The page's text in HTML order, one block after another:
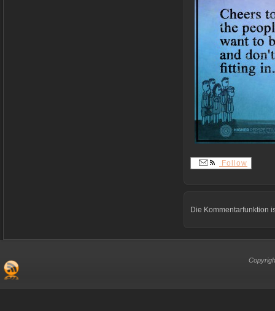
Follow
Die Kommentarfunktion